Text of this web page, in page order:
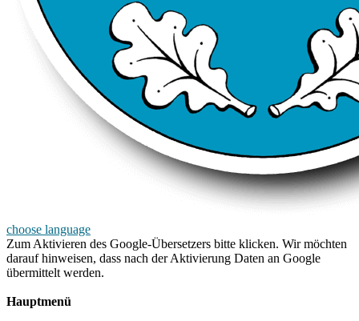
choose language
Zum Aktivieren des Google-Übersetzers bitte klicken. Wir möchten
darauf hinweisen, dass nach der Aktivierung Daten an Google
übermittelt werden.
Hauptmenü